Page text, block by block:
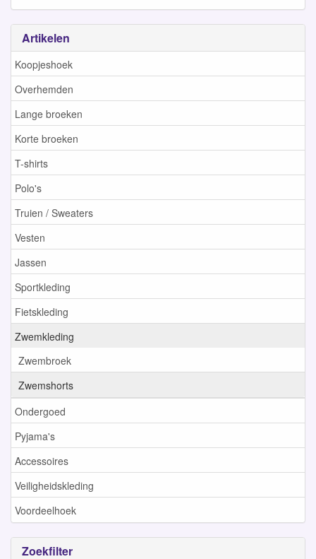
Artikelen
Koopjeshoek
Overhemden
Lange broeken
Korte broeken
T-shirts
Polo's
Truien / Sweaters
Vesten
Jassen
Sportkleding
Fietskleding
Zwemkleding
Zwembroek
Zwemshorts
Ondergoed
Pyjama's
Accessoires
Veiligheidskleding
Voordeelhoek
Zoekfilter